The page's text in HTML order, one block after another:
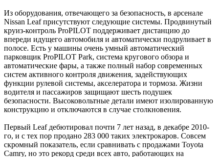
Из оборудования, отвечающего за безопасность, в арсенале
Nissan Leaf присутствуют следующие системы. Продвинутый
круиз-контроль ProPILOT поддерживает дистанцию до
впереди идущего автомобиля и автоматически подруливает в
полосе. Есть у машины очень умный автоматический
парковщик ProPILOT Park, система кругового обзора и
автоматические фары, а также полный набор современных
систем активного контроля движения, задействующих
функции рулевой системы, акселератора и тормоза. Жизни
водителя и пассажиров защищают шесть подушек
безопасности. Высоковольтные детали имеют изолированную
конструкцию и отключаются в случае столкновения.
Первый Leaf дебютировал почти 7 лет назад, в декабре 2010-
го, и с тех пор продано 283 000 таких электрокаров. Совсем
скромный показатель, если сравнивать с продажами Toyota
Camry, но это рекорд среди всех авто, работающих на